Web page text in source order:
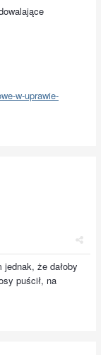
w-uprawie-
że dałoby
puścił, na